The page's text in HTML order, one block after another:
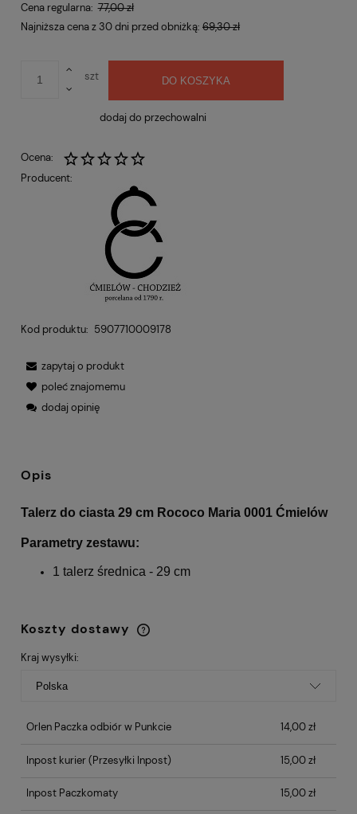
Cena regularna: 77,00 zł
Najniższa cena z 30 dni przed obniżką: 69,30 zł
szt DO KOSZYKA
dodaj do przechowalni
Ocena:
Producent:
Kod produktu: 5907710009178
zapytaj o produkt
poleć znajomemu
dodaj opinię
Opis
Talerz do ciasta 29 cm Rococo Maria 0001 Ćmielów
Parametry zestawu:
1 talerz średnica - 29 cm
Koszty dostawy
Cena nie zawiera ewentualnych kosztów
płatności
Kraj wysyłki:
Orlen Paczka odbiór w Punkcie 14,00 zł
Inpost kurier(Przesyłki Inpost) 15,00 zł
Inpost Paczkomaty 15,00 zł